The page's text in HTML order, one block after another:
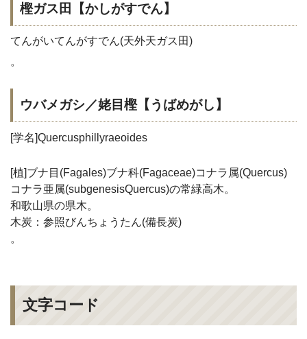
樫ガス田【かしがすでん】
てんがいてんがすでん(天外天ガス田)
。
ウバメガシ／姥目樫【うばめがし】
[学名]Quercusphillyraeoides
[植]ブナ目(Fagales)ブナ科(Fagaceae)コナラ属(Quercus)
コナラ亜属(subgenesisQuercus)の常緑高木。
和歌山県の県木。
木炭：参照びんちょうたん(備長炭)
。
文字コード